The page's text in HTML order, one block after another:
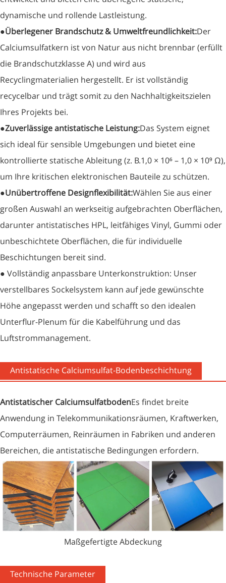
dynamische und rollende Lastleistung.
●Überlegener Brandschutz & Umweltfreundlichkeit:Der
Calciumsulfatkern ist von Natur aus nicht brennbar (erfüllt
die Brandschutzklasse A) und wird aus
Recyclingmaterialien hergestellt. Er ist vollständig
recycelbar und trägt somit zu den Nachhaltigkeitszielen
Ihres Projekts bei.
●Zuverlässige antistatische Leistung:Das System eignet
sich ideal für sensible Umgebungen und bietet eine
kontrollierte statische Ableitung (z. B.1,0 × 10⁶ – 1,0 × 10⁹ Ω),
um Ihre kritischen elektronischen Bauteile zu schützen.
●Unübertroffene Designflexibilität:Wählen Sie aus einer
großen Auswahl an werkseitig aufgebrachten Oberflächen,
darunter antistatisches HPL, leitfähiges Vinyl, Gummi oder
unbeschichtete Oberflächen, die für individuelle
Beschichtungen bereit sind.
● Vollständig anpassbare Unterkonstruktion: Unser
verstellbares Sockelsystem kann auf jede gewünschte
Höhe angepasst werden und schafft so den idealen
Unterflur-Plenum für die Kabelführung und das
Luftstrommanagement.
Antistatische Calciumsulfat-Bodenbeschichtung
Antistatischer CalciumsulfatbodenEs findet breite
Anwendung in Telekommunikationsräumen, Kraftwerken,
Computerräumen, Reinräumen in Fabriken und anderen
Bereichen, die antistatische Bedingungen erfordern.
Maßgefertigte Abdeckung
Technische Parameter